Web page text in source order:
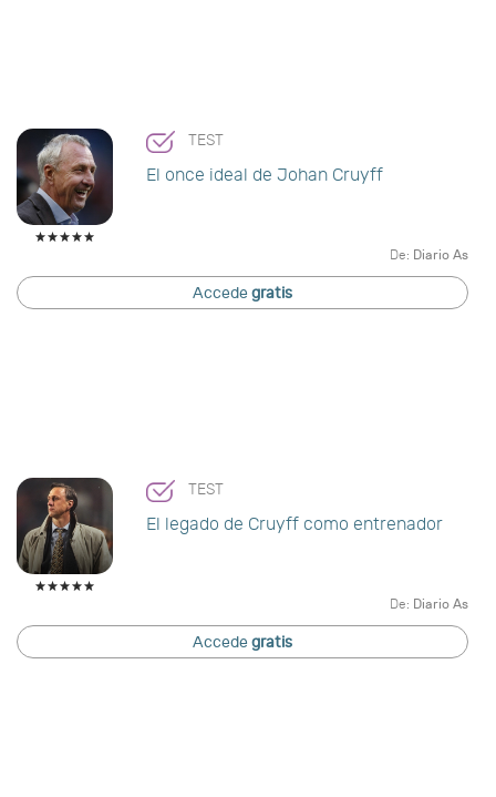
TEST
El once ideal de Johan Cruyff
De: Diario As
Accede gratis
TEST
El legado de Cruyff como entrenador
De: Diario As
Accede gratis